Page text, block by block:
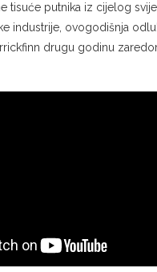
tisuće putnika iz cijelog
industrije, ovogodišnja
drugu godinu